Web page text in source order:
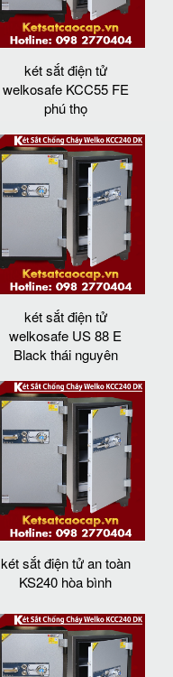
két sắt điện tử
welkosafe KCC55 FE
phú thọ
két sắt điện tử
welkosafe US 88 E
Black thái nguyên
két sắt điện tử an toàn
KS240 hòa bình